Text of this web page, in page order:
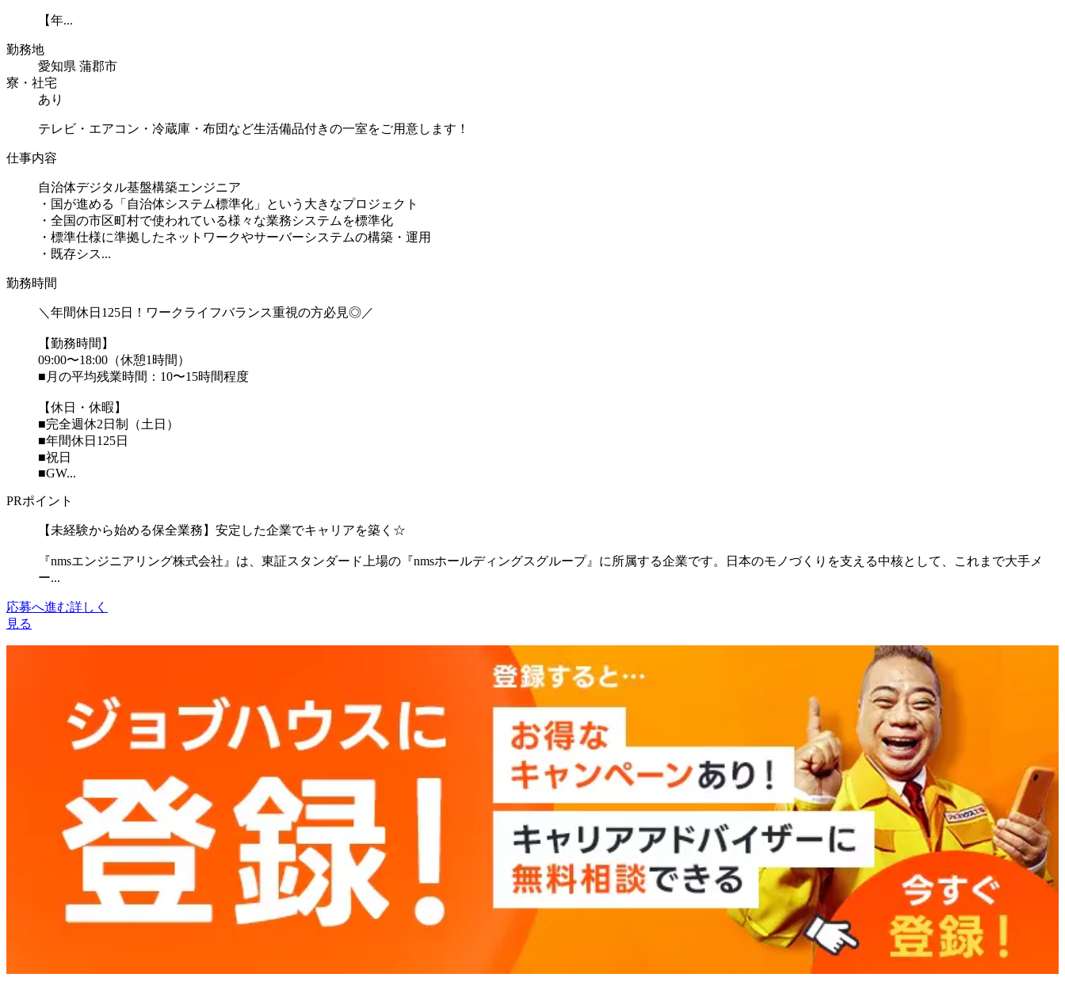
【年...
勤務地
愛知県 蒲郡市
寮・社宅
あり
テレビ・エアコン・冷蔵庫・布団など生活備品付きの一室をご用意します！
仕事内容
自治体デジタル基盤構築エンジニア
・国が進める「自治体システム標準化」という大きなプロジェクト
・全国の市区町村で使われている様々な業務システムを標準化
・標準仕様に準拠したネットワークやサーバーシステムの構築・運用
・既存シス...
勤務時間
＼年間休日125日！ワークライフバランス重視の方必見◎／
【勤務時間】
09:00〜18:00（休憩1時間）
■月の平均残業時間：10〜15時間程度
【休日・休暇】
■完全週休2日制（土日）
■年間休日125日
■祝日
■GW...
PRポイント
【未経験から始める保全業務】安定した企業でキャリアを築く☆
『nmsエンジニアリング株式会社』は、東証スタンダード上場の『nmsホールディングスグループ』に所属する企業です。日本のモノづくりを支える中核として、これまで大手メ
ー...
応募へ進む詳しく
見る